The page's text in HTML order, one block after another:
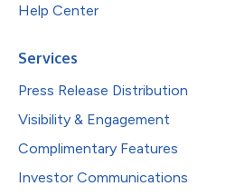
Help Center
Services
Press Release Distribution
Visibility & Engagement
Complimentary Features
Investor Communications